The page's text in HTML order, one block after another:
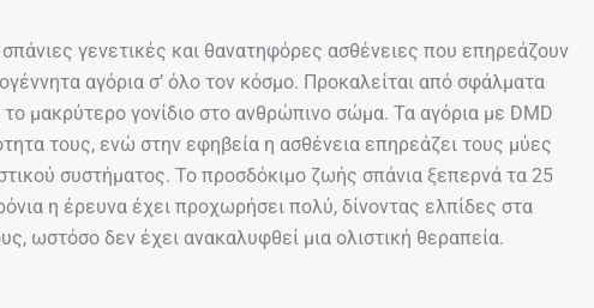
σπάνιες γενετικές και θανατηφόρες ασθένειες που επηρεάζουν
αγόρια σ’ όλο τον κόσμο. Προκαλείται από σφάλματα
το μακρύτερο γονίδιο στο ανθρώπινο σώμα. Τα αγόρια με DMD
τους, ενώ στην εφηβεία η ασθένεια επηρεάζει τους μύες
συστήματος. Το προσδόκιμο ζωής σπάνια ξεπερνά τα 25
η έρευνα έχει προχωρήσει πολύ, δίνοντας ελπίδες στα
ωστόσο δεν έχει ανακαλυφθεί μια ολιστική θεραπεία.